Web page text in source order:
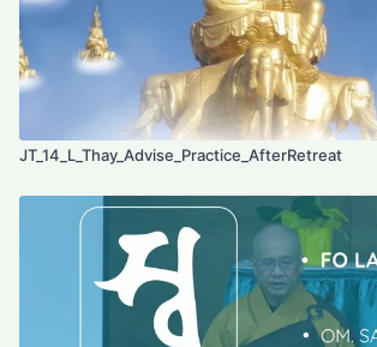
JT_14_L_Thay_Advise_Practice_AfterRetreat